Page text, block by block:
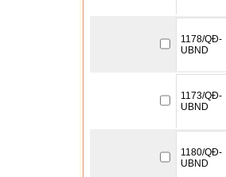
1178/QĐ-
UBND
1173/QĐ-
UBND
1180/QĐ-
UBND